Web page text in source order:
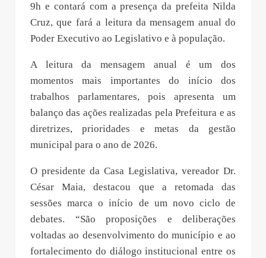
9h e contará com a presença da prefeita Nilda
Cruz, que fará a leitura da mensagem anual do
Poder Executivo ao Legislativo e à população.
A leitura da mensagem anual é um dos
momentos mais importantes do início dos
trabalhos parlamentares, pois apresenta um
balanço das ações realizadas pela Prefeitura e as
diretrizes, prioridades e metas da gestão
municipal para o ano de 2026.
O presidente da Casa Legislativa, vereador Dr.
César Maia, destacou que a retomada das
sessões marca o início de um novo ciclo de
debates. “São proposições e deliberações
voltadas ao desenvolvimento do município e ao
fortalecimento do diálogo institucional entre os